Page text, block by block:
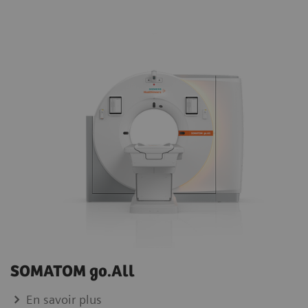
SOMATOM go.All
En savoir plus